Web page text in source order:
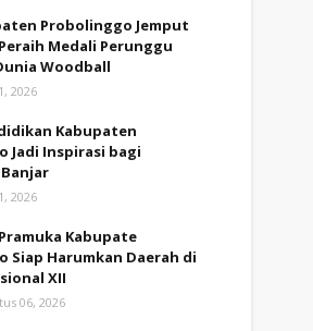
Probolinggo Jemput
Medali Perunggu
Woodball
2026
Kabupaten
Jadi Inspirasi bagi
2026
Kabupate
Siap Harumkan Daerah di
XII
06, 2026